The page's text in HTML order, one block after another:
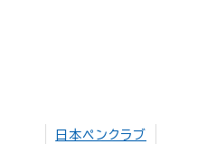
日本ペンクラブ